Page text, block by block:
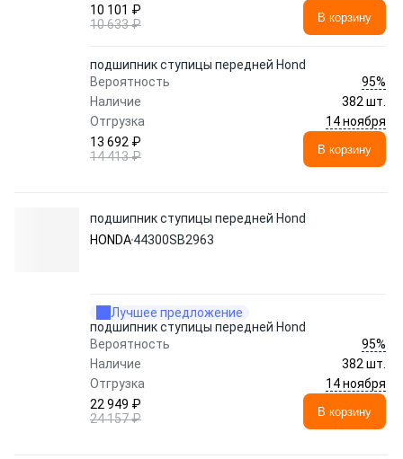
10 101 ₽
10 633 ₽
В корзину
подшипник ступицы передней Hond
Вероятность
95%
Наличие
382 шт.
Отгрузка
14 ноября
13 692 ₽
14 413 ₽
В корзину
подшипник ступицы передней Hond
HONDA44300SB2963
Лучшее предложение
подшипник ступицы передней Hond
Вероятность
95%
Наличие
382 шт.
Отгрузка
14 ноября
22 949 ₽
24 157 ₽
В корзину